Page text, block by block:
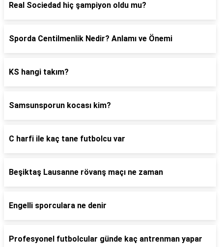
Real Sociedad hiç şampiyon oldu mu?
Sporda Centilmenlik Nedir? Anlamı ve Önemi
KS hangi takım?
Samsunsporun kocası kim?
C harfi ile kaç tane futbolcu var
Beşiktaş Lausanne rövanş maçı ne zaman
Engelli sporculara ne denir
Profesyonel futbolcular günde kaç antrenman yapar